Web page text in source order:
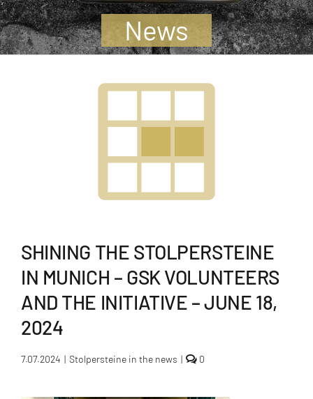
Jugendliche
Unterstützen
News
SHINING THE STOLPERSTEINE
IN MUNICH – GSK VOLUNTEERS
AND THE INITIATIVE – JUNE 18,
2024
7.07.2024 | Stolpersteine in the news | 0comments